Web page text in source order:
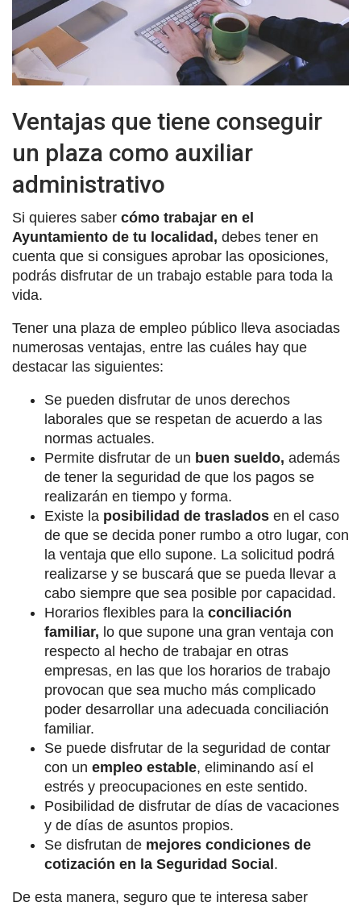
Ventajas que tiene conseguir
un plaza como auxiliar
administrativo
Si quieres saber cómo trabajar en el
Ayuntamiento de tu localidad, debes tener en
cuenta que si consigues aprobar las oposiciones,
podrás disfrutar de un trabajo estable para toda la
vida.
Tener una plaza de empleo público lleva asociadas
numerosas ventajas, entre las cuáles hay que
destacar las siguientes:
Se pueden disfrutar de unos derechos
laborales que se respetan de acuerdo a las
normas actuales.
Permite disfrutar de un buen sueldo, además
de tener la seguridad de que los pagos se
realizarán en tiempo y forma.
Existe la posibilidad de traslados en el caso
de que se decida poner rumbo a otro lugar, con
la ventaja que ello supone. La solicitud podrá
realizarse y se buscará que se pueda llevar a
cabo siempre que sea posible por capacidad.
Horarios flexibles para la conciliación
familiar, lo que supone una gran ventaja con
respecto al hecho de trabajar en otras
empresas, en las que los horarios de trabajo
provocan que sea mucho más complicado
poder desarrollar una adecuada conciliación
familiar.
Se puede disfrutar de la seguridad de contar
con un empleo estable, eliminando así el
estrés y preocupaciones en este sentido.
Posibilidad de disfrutar de días de vacaciones
y de días de asuntos propios.
Se disfrutan de mejores condiciones de
cotización en la Seguridad Social.
De esta manera, seguro que te interesa saber